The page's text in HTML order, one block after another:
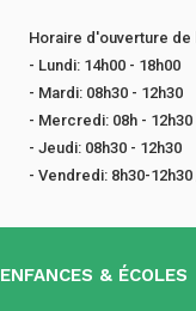
Horaire d'ouverture de
- Lundi: 14h00 - 18h00
- Mardi: 08h30 - 12h30
- Mercredi: 08h - 12h30
- Jeudi: 08h30 - 12h30
- Vendredi: 8h30-
ENFANCES & ÉCOLES